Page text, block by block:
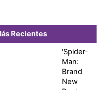
Recientes
'Spider-
Man:
Brand
New